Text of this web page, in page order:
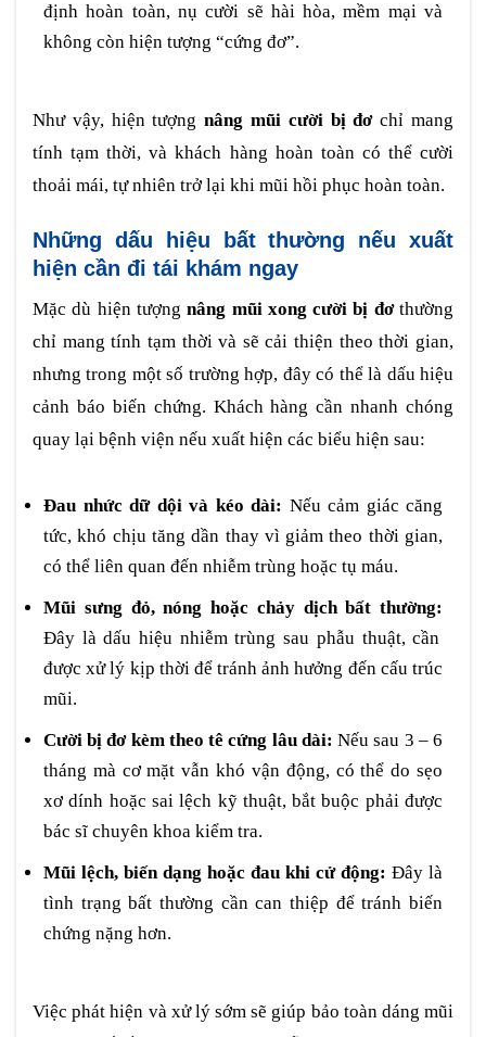
định hoàn toàn, nụ cười sẽ hài hòa, mềm mại và
không còn hiện tượng “cứng đơ”.
Như vậy, hiện tượngnâng mũi cười bị đơchỉ mang
tính tạm thời, và khách hàng hoàn toàn có thể cười
thoải mái, tự nhiên trở lại khi mũi hồi phục hoàn toàn.
Những dấu hiệu bất thường nếu xuất
hiện cần đi tái khám ngay
Mặc dù hiện tượngnâng mũi xong cười bị đơthường
chỉ mang tính tạm thời và sẽ cải thiện theo thời gian,
nhưng trong một số trường hợp, đây có thể là dấu hiệu
cảnh báo biến chứng. Khách hàng cần nhanh chóng
quay lại bệnh viện nếu xuất hiện các biểu hiện sau:
Đau nhức dữ dội và kéo dài: Nếu cảm giác căng
tức, khó chịu tăng dần thay vì giảm theo thời gian,
có thể liên quan đến nhiễm trùng hoặc tụ máu.
Mũi sưng đỏ, nóng hoặc chảy dịch bất thường:
Đây là dấu hiệu nhiễm trùng sau phẫu thuật, cần
được xử lý kịp thời để tránh ảnh hưởng đến cấu trúc
mũi.
Cười bị đơ kèm theo tê cứng lâu dài: Nếu sau 3 – 6
tháng mà cơ mặt vẫn khó vận động, có thể do sẹo
xơ dính hoặc sai lệch kỹ thuật, bắt buộc phải được
bác sĩ chuyên khoa kiểm tra.
Mũi lệch, biến dạng hoặc đau khi cử động: Đây là
tình trạng bất thường cần can thiệp để tránh biến
chứng nặng hơn.
Việc phát hiện và xử lý sớm sẽ giúp bảo toàn dáng mũi